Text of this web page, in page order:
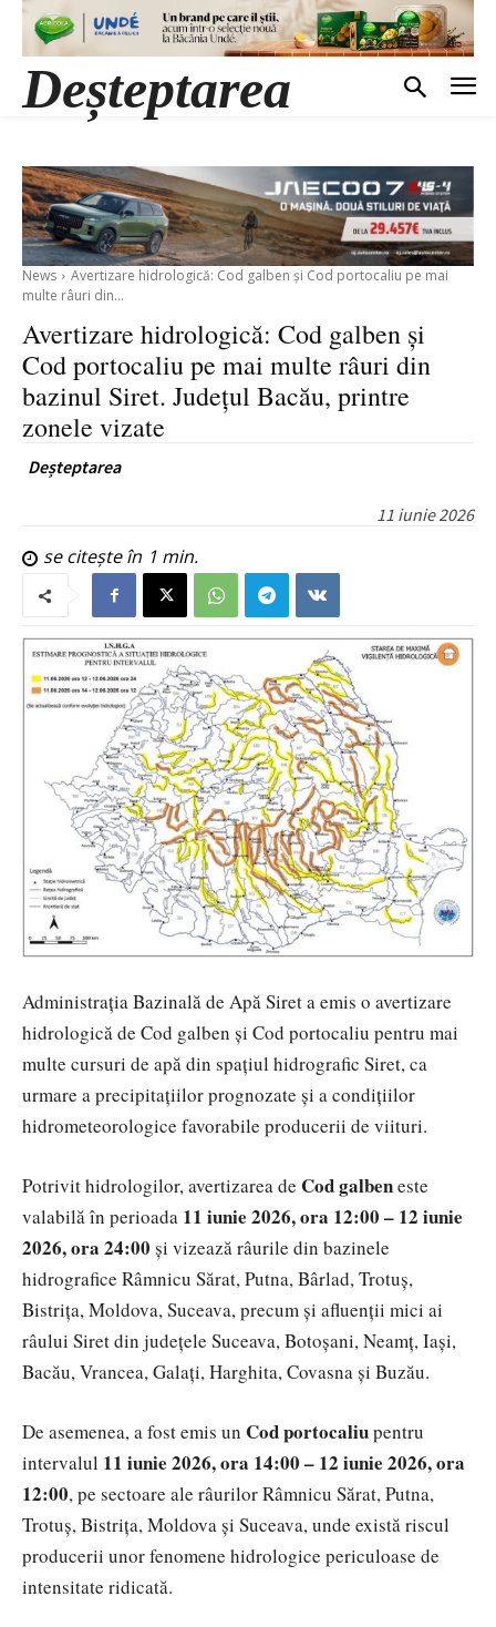
Deșteptarea
News
Avertizare hidrologică: Cod galben și Cod portocaliu pe mai
multe râuri din...
Avertizare hidrologică: Cod galben și
Cod portocaliu pe mai multe râuri din
bazinul Siret. Județul Bacău, printre
zonele vizate
Deșteptarea
11 iunie 2026
se citește în 1 min.
Administrația Bazinală de Apă Siret a emis o avertizare
hidrologică de Cod galben și Cod portocaliu pentru mai
multe cursuri de apă din spațiul hidrografic Siret, ca
urmare a precipitațiilor prognozate și a condițiilor
hidrometeorologice favorabile producerii de viituri.
Potrivit hidrologilor, avertizarea de Cod galbeneste
valabilă în perioada 11 iunie 2026, ora 12:00 – 12 iunie
2026, ora 24:00 și vizează râurile din bazinele
hidrografice Râmnicu Sărat, Putna, Bârlad, Trotuș,
Bistrița, Moldova, Suceava, precum și afluenții mici ai
râului Siret din județele Suceava, Botoșani, Neamț, Iași,
Bacău, Vrancea, Galați, Harghita, Covasna și Buzău.
De asemenea, a fost emis un Cod portocaliupentru
intervalul 11 iunie 2026, ora 14:00 – 12 iunie 2026, ora
12:00, pe sectoare ale râurilor Râmnicu Sărat, Putna,
Trotuș, Bistrița, Moldova și Suceava, unde există riscul
producerii unor fenomene hidrologice periculoase de
intensitate ridicată.